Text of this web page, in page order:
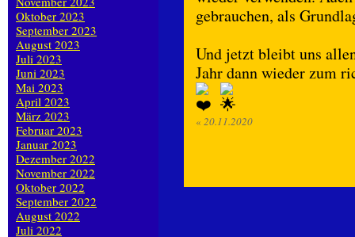
gebrauchen, als
Und jetzt bleibt uns
Jahr dann wieder zum
« 20.11.2020
Oktober 2023
September 2023
August 2023
Juli 2023
Juni 2023
Mai 2023
April 2023
März 2023
Februar 2023
Januar 2023
Dezember 2022
November 2022
Oktober 2022
September 2022
August 2022
Juli 2022